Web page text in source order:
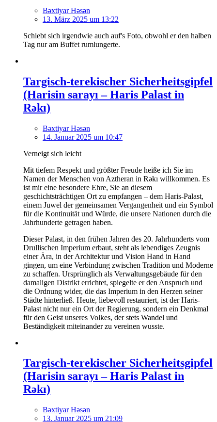
Bəxtiyar Həsən
13. März 2025 um 13:22
Schiebt sich irgendwie auch auf's Foto, obwohl er den halben
Tag nur am Buffet rumlungerte.
Targisch-terekischer Sicherheitsgipfel
(Harisin sarayı – Haris Palast in
Rəkı)
Bəxtiyar Həsən
14. Januar 2025 um 10:47
Verneigt sich leicht
Mit tiefem Respekt und größter Freude heiße ich Sie im
Namen der Menschen von Aztheran in Rəkı willkommen. Es
ist mir eine besondere Ehre, Sie an diesem
geschichtsträchtigen Ort zu empfangen – dem Haris-Palast,
einem Juwel der gemeinsamen Vergangenheit und ein Symbol
für die Kontinuität und Würde, die unsere Nationen durch die
Jahrhunderte getragen haben.
Dieser Palast, in den frühen Jahren des 20. Jahrhunderts vom
Drullischen Imperium erbaut, steht als lebendiges Zeugnis
einer Ära, in der Architektur und Vision Hand in Hand
gingen, um eine Verbindung zwischen Tradition und Moderne
zu schaffen. Ursprünglich als Verwaltungsgebäude für den
damaligen Distrikt errichtet, spiegelte er den Anspruch und
die Ordnung wider, die das Imperium in den Herzen seiner
Städte hinterließ. Heute, liebevoll restauriert, ist der Haris-
Palast nicht nur ein Ort der Regierung, sondern ein Denkmal
für den Geist unseres Volkes, der stets Wandel und
Beständigkeit miteinander zu vereinen wusste.
Targisch-terekischer Sicherheitsgipfel
(Harisin sarayı – Haris Palast in
Rəkı)
Bəxtiyar Həsən
13. Januar 2025 um 21:09